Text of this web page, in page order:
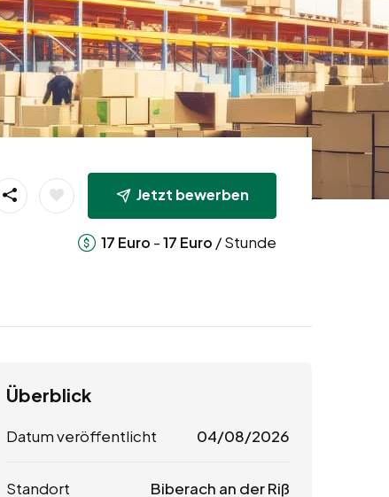
Jetzt bewerben
17 Euro -17 Euro / Stunde
Überblick
Datum veröffentlicht 04/08/2026
Standort Biberach an der Riß